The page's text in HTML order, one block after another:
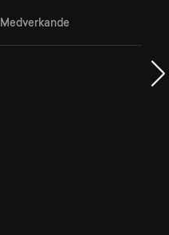
Medverkande